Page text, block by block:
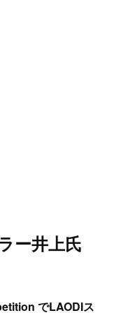
ー井上氏
でLAODIス